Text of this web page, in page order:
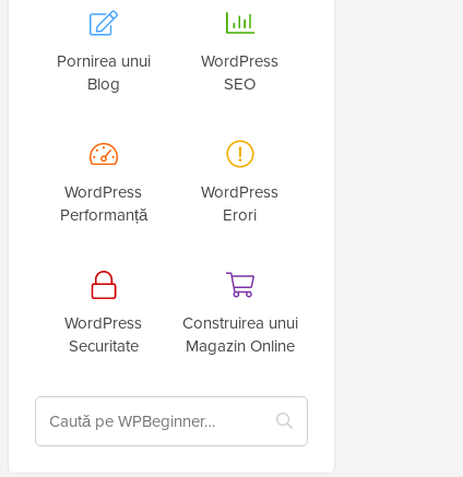
Pornirea unui
Blog
WordPress
SEO
WordPress
Performanță
WordPress
Erori
WordPress
Securitate
Construirea unui
Magazin Online